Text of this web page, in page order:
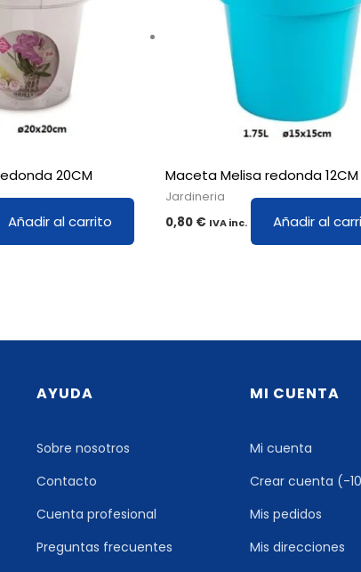
20CM
Añadir al carrito
Maceta Melisa redonda 12CM
Jardineria
0,80 € IVA inc. Añadir al
AYUDA
Sobre nosotros
Contacto
Cuenta profesional
Preguntas frecuentes
MI CUENTA
Mi cuenta
Crear cuenta (-
Mis pedidos
Mis direcciones